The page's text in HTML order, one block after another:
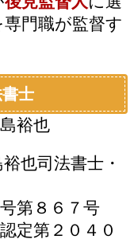
門職が監督す
士
也司法書士・
第８６７号
定第２０４０